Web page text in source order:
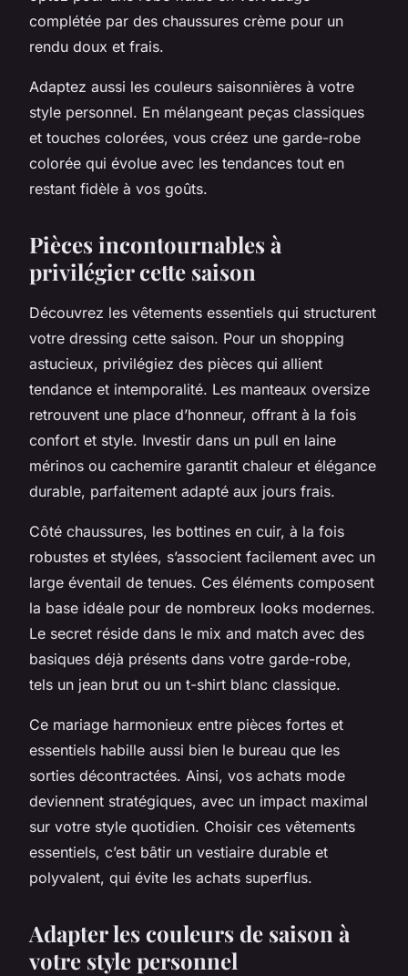
complétée par des chaussures crème pour un
rendu doux et frais.
Adaptez aussi les couleurs saisonnières à votre
style personnel. En mélangeant peças classiques
et touches colorées, vous créez une garde-robe
colorée qui évolue avec les tendances tout en
restant fidèle à vos goûts.
Pièces incontournables à
privilégier cette saison
Découvrez les vêtements essentiels qui structurent
votre dressing cette saison. Pour un shopping
astucieux, privilégiez des pièces qui allient
tendance et intemporalité. Les manteaux oversize
retrouvent une place d’honneur, offrant à la fois
confort et style. Investir dans un pull en laine
mérinos ou cachemire garantit chaleur et élégance
durable, parfaitement adapté aux jours frais.
Côté chaussures, les bottines en cuir, à la fois
robustes et stylées, s’associent facilement avec un
large éventail de tenues. Ces éléments composent
la base idéale pour de nombreux looks modernes.
Le secret réside dans le mix and match avec des
basiques déjà présents dans votre garde-robe,
tels un jean brut ou un t-shirt blanc classique.
Ce mariage harmonieux entre pièces fortes et
essentiels habille aussi bien le bureau que les
sorties décontractées. Ainsi, vos achats mode
deviennent stratégiques, avec un impact maximal
sur votre style quotidien. Choisir ces vêtements
essentiels, c’est bâtir un vestiaire durable et
polyvalent, qui évite les achats superflus.
Adapter les couleurs de saison à
votre style personnel